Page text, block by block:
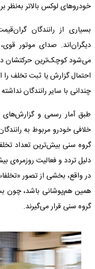
خودروهای لوکس بالاتر به‌نظر
بسیاری از رانندگان
دیگران‌اند. صدای موتور
می‌شود کوچک‌ترین حرکتشان
احتمال گزارش یا ثبت تخلف را
چندانی با سایر رانندگان
گروه سنی بیش‌ترین تعداد
دلیل تردد و فعالیت روزمره‌ی
در واقع، بخشی از تصور
همین هم‌پوشانی باشد، چون
گروه سنی قرار می‌گیرند.